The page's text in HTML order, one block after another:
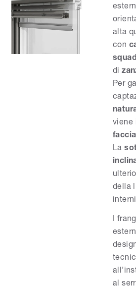
alta
con
di
Per
viene
La
della
I
al